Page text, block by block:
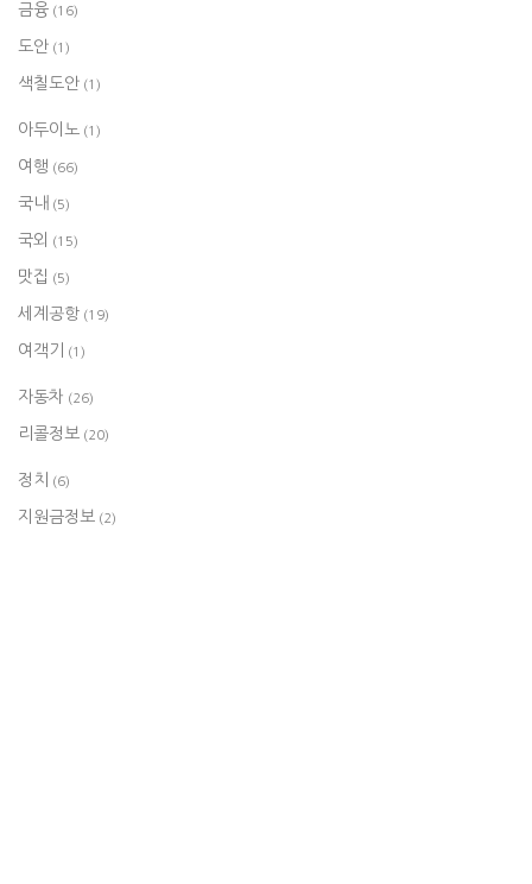
금융 (16)
도안 (1)
색칠도안 (1)
아두이노 (1)
여행 (66)
국내 (5)
국외 (15)
맛집 (5)
세계공항 (19)
여객기 (1)
자동차 (26)
리콜정보 (20)
정치 (6)
지원금정보 (2)